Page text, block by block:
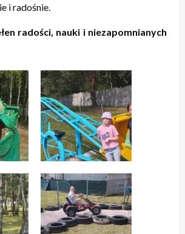
i radośnie.
radości, nauki i niezapomnianych